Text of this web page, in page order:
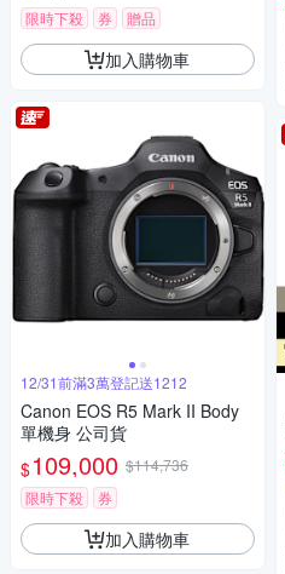
限時下殺 券 贈品
加入購物車
12/31前滿3萬登記送1212
Canon EOS R5 Mark II Body
單機身 公司貨
$109,000 $114,736
限時下殺
券
加入購物車